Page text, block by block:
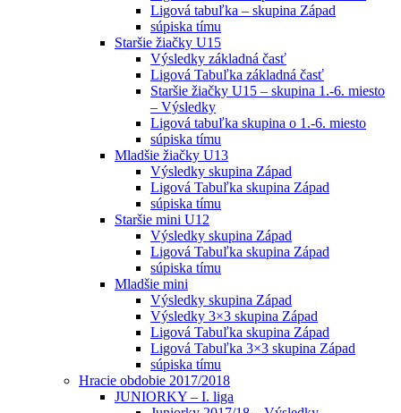
Ligová tabuľka – skupina Západ
súpiska tímu
Staršie žiačky U15
Výsledky základná časť
Ligová Tabuľka základná časť
Staršie žiačky U15 – skupina 1.-6. miesto
– Výsledky
Ligová tabuľka skupina o 1.-6. miesto
súpiska tímu
Mladšie žiačky U13
Výsledky skupina Západ
Ligová Tabuľka skupina Západ
súpiska tímu
Staršie mini U12
Výsledky skupina Západ
Ligová Tabuľka skupina Západ
súpiska tímu
Mladšie mini
Výsledky skupina Západ
Výsledky 3×3 skupina Západ
Ligová Tabuľka skupina Západ
Ligová Tabuľka 3×3 skupina Západ
súpiska tímu
Hracie obdobie 2017/2018
JUNIORKY – I. liga